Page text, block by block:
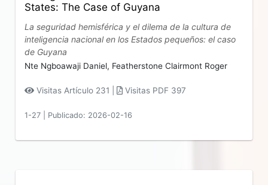
States: The Case of Guyana
La seguridad hemisférica y el dilema de la cultura de
inteligencia nacional en los Estados pequeños: el caso
de Guyana
Nte Ngboawaji Daniel, Featherstone Clairmont Roger
Visitas Artículo 231 | Visitas PDF 397
1-27 Publicado: 2026-02-16